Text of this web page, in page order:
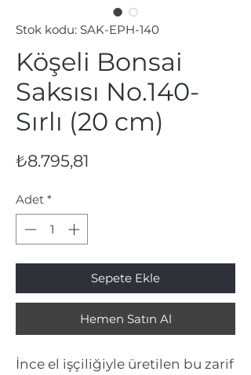
Stok kodu: SAK-EPH-140
Köşeli Bonsai
Saksısı No.140-
Sırlı (20 cm)
₺8.795,81
Adet *
Sepete Ekle
Hemen Satın Al
İnce el işçiliğiyle üretilen bu zarif